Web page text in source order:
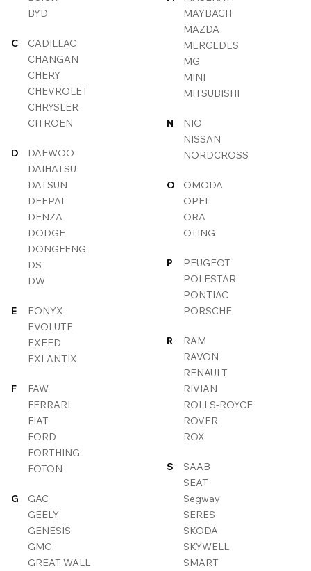
BYD
C
CADILLAC
CHANGAN
CHERY
CHEVROLET
CHRYSLER
CITROEN
D
DAEWOO
DAIHATSU
DATSUN
DEEPAL
DENZA
DODGE
DONGFENG
DS
DW
E
EONYX
EVOLUTE
EXEED
EXLANTIX
F
FAW
FERRARI
FIAT
FORD
FORTHING
FOTON
G
GAC
GEELY
GENESIS
GMC
GREAT WALL
MAYBACH
MAZDA
MERCEDES
MG
MINI
MITSUBISHI
N
NIO
NISSAN
NORDCROSS
O
OMODA
OPEL
ORA
OTING
P
PEUGEOT
POLESTAR
PONTIAC
PORSCHE
R
RAM
RAVON
RENAULT
RIVIAN
ROLLS-ROYCE
ROVER
ROX
S
SAAB
SEAT
Segway
SERES
SKODA
SKYWELL
SMART